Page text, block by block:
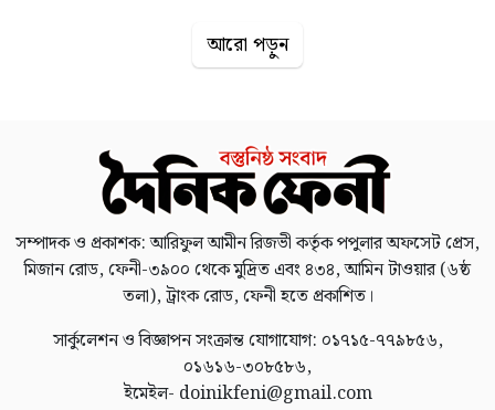
আরো পড়ুন
সম্পাদক ও প্রকাশক: আরিফুল আমীন রিজভী কর্তৃক পপুলার অফসেট প্রেস,
মিজান রোড, ফেনী-৩৯০০ থেকে মুদ্রিত এবং ৪৩৪, আমিন টাওয়ার (৬ষ্ঠ
তলা), ট্রাংক রোড, ফেনী হতে প্রকাশিত।
সার্কুলেশন ও বিজ্ঞাপন সংক্রান্ত যোগাযোগ: ০১৭১৫-৭৭৯৮৫৬,
০১৬১৬-৩০৮৫৮৬,
ইমেইল- doinikfeni@gmail.com